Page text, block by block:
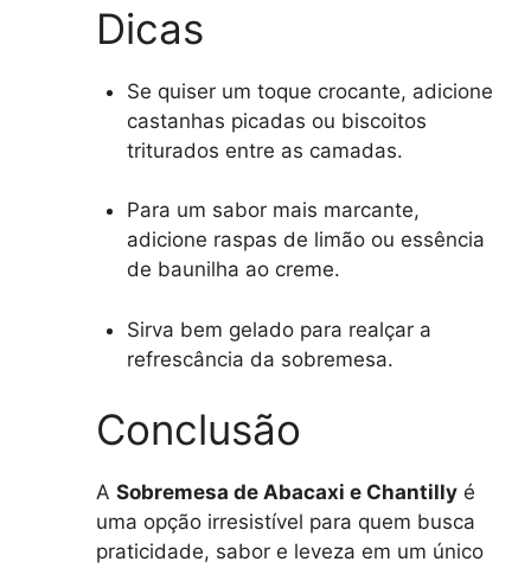
Dicas
Se quiser um toque crocante, adicione
castanhas picadas ou biscoitos
triturados entre as camadas.
Para um sabor mais marcante,
adicione raspas de limão ou essência
de baunilha ao creme.
Sirva bem gelado para realçar a
refrescância da sobremesa.
Conclusão
A Sobremesa de Abacaxi e Chantilly é
uma opção irresistível para quem busca
praticidade, sabor e leveza em um único